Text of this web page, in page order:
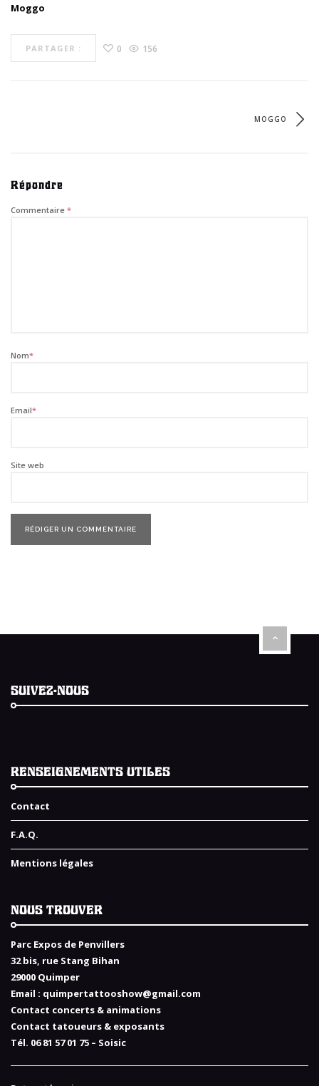
Moggo
PARTAGER : 0 156
MOGGO
Répondre
Commentaire *
Nom*
Email*
Site web
SUIVEZ-NOUS
RENSEIGNEMENTS UTILES
Contact
F.A.Q.
Mentions légales
NOUS TROUVER
Parc Expos de Penvillers
32 bis, rue Stang Bihan
29000 Quimper
Email : quimpertattooshow@gmail.com
Contact concerts & animations
Contact tatoueurs & exposants
Tél. 06 81 57 01 75 – Soisic